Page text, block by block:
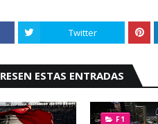
Twitter
ESTAS ENTRADAS
F1